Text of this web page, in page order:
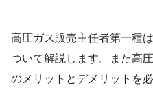
高圧ガス販売主任者第一種
ついて解説します。また高
のメリットとデメリットを